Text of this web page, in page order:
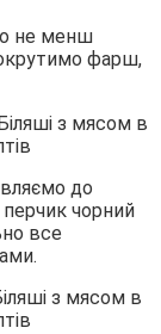
не менш
фарш,
до
чорний
все